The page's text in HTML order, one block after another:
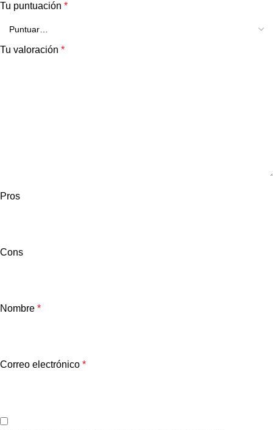
Tu puntuación *
Tu valoración *
Pros
Cons
Nombre *
Correo electrónico *